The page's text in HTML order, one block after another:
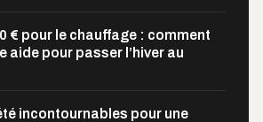
€ pour le chauffage : comment
aide pour passer l’hiver au
incontournables pour une